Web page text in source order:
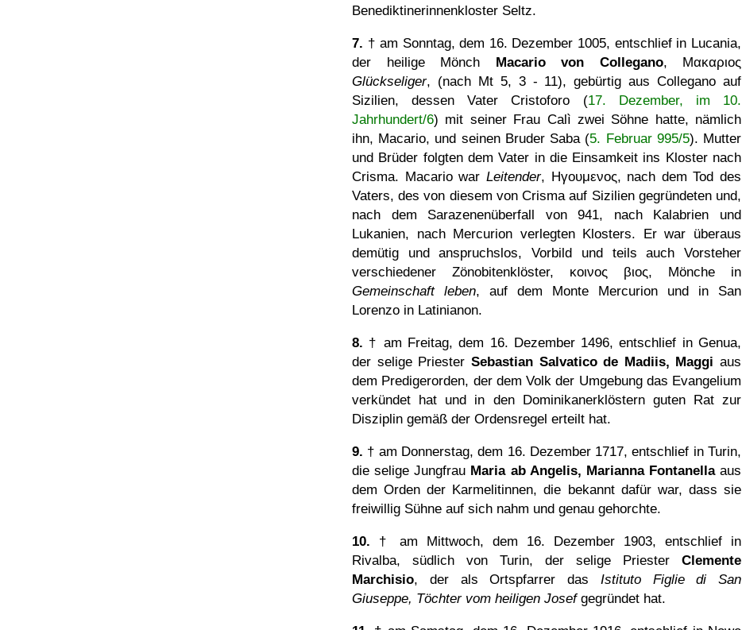
Benediktinerinnenkloster Seltz.
7. † am Sonntag, dem 16. Dezember 1005, entschlief in Lucania,
der heilige Mönch Macario von Collegano, Μακαριος
Glückseliger, (nach Mt 5, 3 - 11), gebürtig aus Collegano auf
Sizilien, dessen Vater Cristoforo (17. Dezember, im 10.
Jahrhundert/6) mit seiner Frau Calì zwei Söhne hatte, nämlich
ihn, Macario, und seinen Bruder Saba (5. Februar 995/5). Mutter
und Brüder folgten dem Vater in die Einsamkeit ins Kloster nach
Crisma. Macario war Leitender, Ηγουμενος, nach dem Tod des
Vaters, des von diesem von Crisma auf Sizilien gegründeten und,
nach dem Sarazenenüberfall von 941, nach Kalabrien und
Lukanien, nach Mercurion verlegten Klosters. Er war überaus
demütig und anspruchslos, Vorbild und teils auch Vorsteher
verschiedener Zönobitenklöster, κοινος βιος, Mönche in
Gemeinschaft leben, auf dem Monte Mercurion und in San
Lorenzo in Latinianon.
8. † am Freitag, dem 16. Dezember 1496, entschlief in Genua,
der selige Priester Sebastian Salvatico de Madiis, Maggi aus
dem Predigerorden, der dem Volk der Umgebung das Evangelium
verkündet hat und in den Dominikanerklöstern guten Rat zur
Disziplin gemäß der Ordensregel erteilt hat.
9. † am Donnerstag, dem 16. Dezember 1717, entschlief in Turin,
die selige Jungfrau Maria ab Angelis, Marianna Fontanellaaus
dem Orden der Karmelitinnen, die bekannt dafür war, dass sie
freiwillig Sühne auf sich nahm und genau gehorchte.
10. † am Mittwoch, dem 16. Dezember 1903, entschlief in
Rivalba, südlich von Turin, der selige Priester Clemente
Marchisio, der als Ortspfarrer das Istituto Figlie di San
Giuseppe, Töchter vom heiligen Josefgegründet hat.